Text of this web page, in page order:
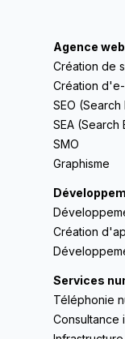
Agence web
Création de
Création
SEO
SEA (Search
SMO
Graphisme
Création
Services
Téléphonie
Consultance